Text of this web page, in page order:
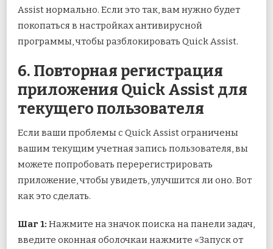
Assist нормально. Если это так, вам нужно будет
покопаться в настройках антивирусной
программы, чтобы разблокировать Quick Assist.
6. Повторная регистрация
приложения Quick Assist для
текущего пользователя
Если ваши проблемы с Quick Assist ограничены
вашим текущимучетная запись пользователя, вы
можете попробовать перерегистрировать
приложение, чтобы увидеть, улучшится ли оно. Вот
как это сделать.
Шаг 1: Нажмите на значок поиска на панели задач,
введите оконная оболочкаи нажмите «Запуск от